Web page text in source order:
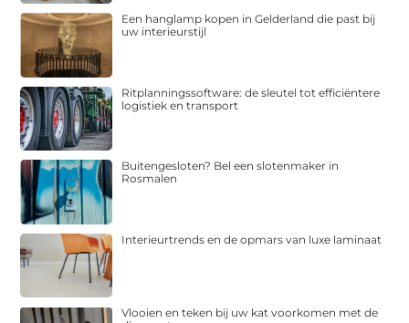
Een hanglamp kopen in Gelderland die past bij
uw interieurstijl
Ritplanningssoftware: de sleutel tot efficiëntere
logistiek en transport
Buitengesloten? Bel een slotenmaker in
Rosmalen
Interieurtrends en de opmars van luxe laminaat
Vlooien en teken bij uw kat voorkomen met de